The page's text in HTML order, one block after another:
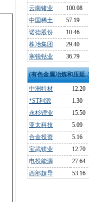
云南锗业
100.08
中国稀土
57.19
诺德股份
10.46
株冶集团
29.40
寒锐钴业
36.79
(有色金属冶炼和压延
中洲特材
12.20
*ST利源
1.30
永杉锂业
15.50
亚太科技
5.09
合金投资
5.16
宝武镁业
12.70
电投能源
27.64
西部超导
53.16